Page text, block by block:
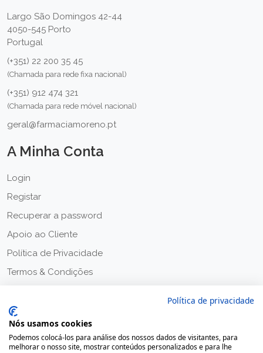
Largo São Domingos 42-44
4050-545 Porto
Portugal
(+351) 22 200 35 45
(Chamada para rede fixa nacional)
(+351) 912 474 321
(Chamada para rede móvel nacional)
geral@farmaciamoreno.pt
A Minha Conta
Login
Registar
Recuperar a password
Apoio ao Cliente
Política de Privacidade
Termos & Condições
Política de privacidade
Nós usamos cookies
Podemos colocá-los para análise dos nossos dados de visitantes, para
melhorar o nosso site, mostrar conteúdos personalizados e para lhe